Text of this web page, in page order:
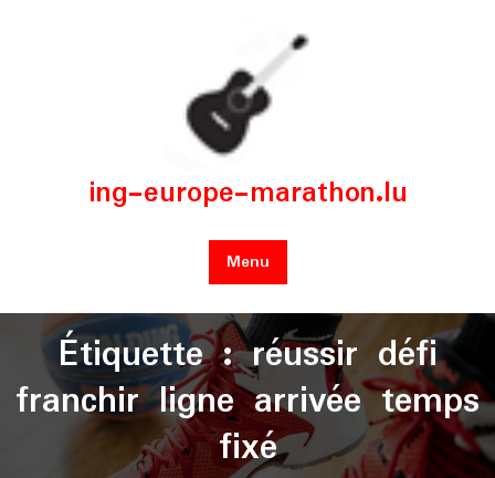
ing-europe-marathon.lu
Menu
Étiquette :réussir défi
franchir ligne arrivée temps
fixé